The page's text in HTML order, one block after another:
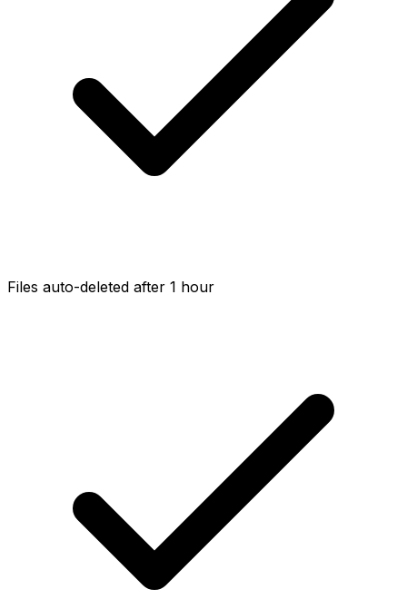
Files auto-deleted after 1 hour